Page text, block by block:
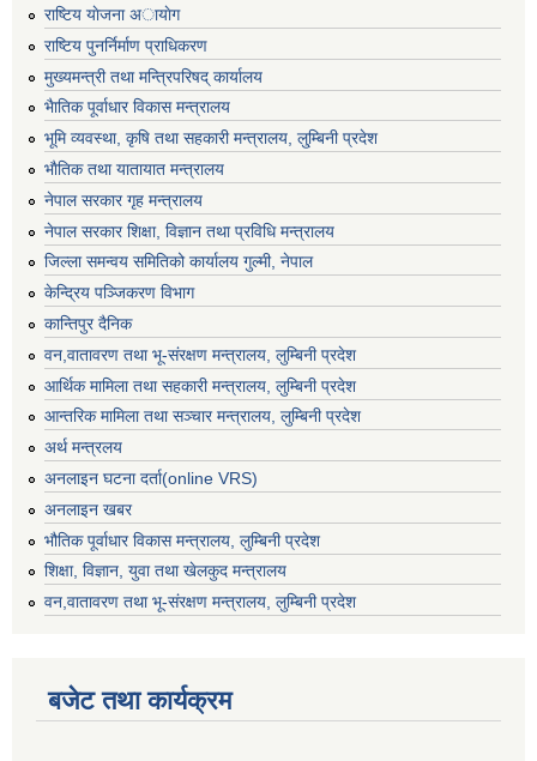
राष्टिय याेजना अायाेग
राष्टिय पुनर्निर्माण प्राधिकरण
मुख्यमन्त्री तथा मन्त्रिपरिषद् कार्यालय
भैातिक पूर्वाधार विकास मन्त्रालय
भूमि व्यवस्था, कृषि तथा सहकारी मन्त्रालय, लु्म्बिनी प्रदेश
भाैतिक तथा यातायात मन्त्रालय
नेपाल सरकार गृह मन्त्रालय
नेपाल सरकार शिक्षा, विज्ञान तथा प्रविधि मन्त्रालय
जिल्ला समन्वय समितिको कार्यालय गुल्मी, नेपाल
केन्द्रिय पञ्जिकरण विभाग
कान्तिपुर दैनिक
वन,वातावरण तथा भू-संरक्षण मन्त्रालय, लुम्बिनी प्रदेश
आर्थिक मामिला तथा सहकारी मन्त्रालय, लुम्बिनी प्रदेश
आन्तरिक मामिला तथा सञ्चार मन्त्रालय, लुम्बिनी प्रदेश
अर्थ मन्त्रलय
अनलाइन घटना दर्ता(online VRS)
अनलाइन खबर
भौतिक पूर्वाधार विकास मन्त्रालय, लुम्बिनी प्रदेश
शिक्षा, विज्ञान, युवा तथा खेलकुद मन्‍‍त्रालय
वन,वातावरण तथा भू-संरक्षण मन्त्रालय, लुम्बिनी प्रदेश
बजेट तथा कार्यक्रम